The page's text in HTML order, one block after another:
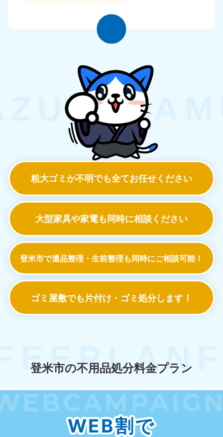
粗大ゴミか不明でも全てお任せください
大型家具や家電も同時に相談ください
登米市で遺品整理・生前整理も同時にご相談可能！
ゴミ屋敷でも 片付け・ゴミ処分します！
登米市の不用品処分料金プラン
WEB割で